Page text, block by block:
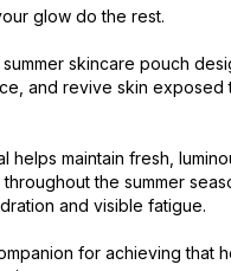
glow do the rest.
skincare pouch
and revive skin exposed
helps maintain fresh,
the summer
and visible fatigue.
for achieving that